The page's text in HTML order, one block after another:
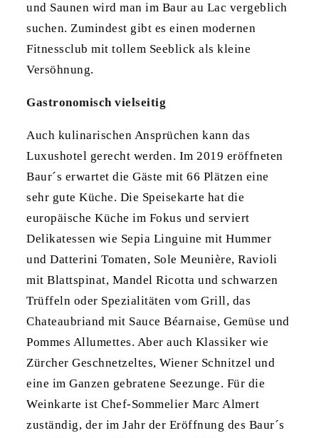
und Saunen wird man im Baur au Lac vergeblich
suchen. Zumindest gibt es einen modernen
Fitnessclub mit tollem Seeblick als kleine
Versöhnung.
Gastronomisch vielseitig
Auch kulinarischen Ansprüchen kann das
Luxushotel gerecht werden. Im 2019 eröffneten
Baur´s erwartet die Gäste mit 66 Plätzen eine
sehr gute Küche. Die Speisekarte hat die
europäische Küche im Fokus und serviert
Delikatessen wie Sepia Linguine mit Hummer
und Datterini Tomaten, Sole Meunière, Ravioli
mit Blattspinat, Mandel Ricotta und schwarzen
Trüffeln oder Spezialitäten vom Grill, das
Chateaubriand mit Sauce Béarnaise, Gemüse und
Pommes Allumettes. Aber auch Klassiker wie
Zürcher Geschnetzeltes, Wiener Schnitzel und
eine im Ganzen gebratene Seezunge. Für die
Weinkarte ist Chef-Sommelier Marc Almert
zuständig, der im Jahr der Eröffnung des Baur´s